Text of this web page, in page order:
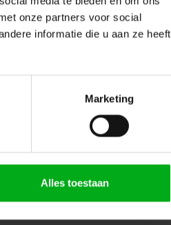
onze partners voor social
informatie die u aan ze heeft
Marketing
Alles toestaan